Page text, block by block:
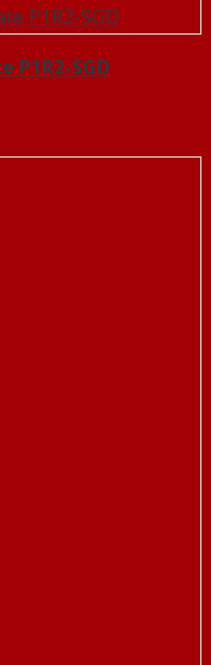
P1R2-SGD